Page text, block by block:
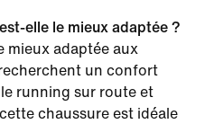
elle le mieux adaptée ?
mieux adaptée aux
un confort
running sur route et
chaussure est idéale